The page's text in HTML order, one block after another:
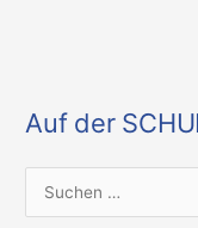
Auf der